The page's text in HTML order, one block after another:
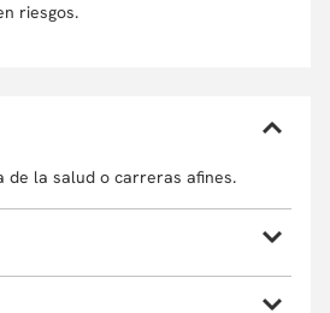
riesgos.
de la salud o carreras afines.